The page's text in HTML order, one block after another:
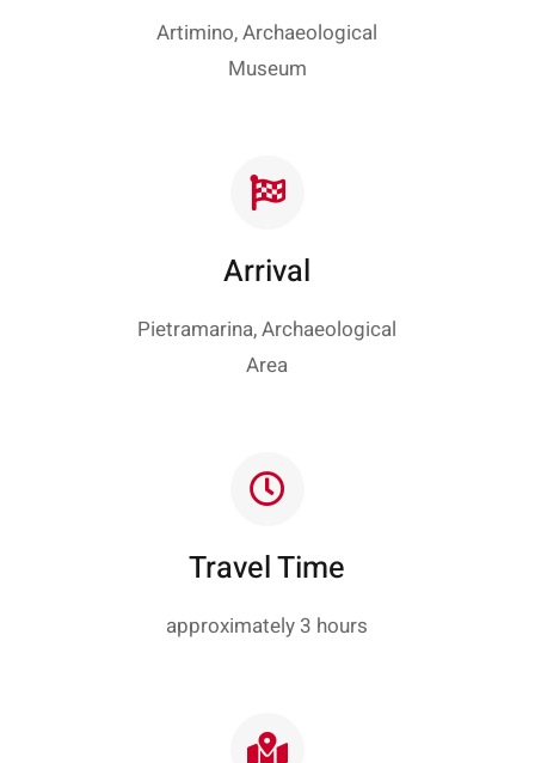
Artimino, Archaeological
Museum
Arrival
Pietramarina, Archaeological
Area
Travel Time
approximately 3 hours